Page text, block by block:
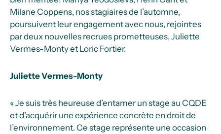
Milane Coppens, nos stagiaires de l’automne,
poursuivent leur engagement avec nous, rejoint·es
par deux nouvelles recrues prometteuses, Juliette
Vermes-Monty et Loric Fortier.
Juliette Vermes-Monty
« Je suis très heureuse d’entamer un stage au CQDE
et d’acquérir une expérience concrète en droit de
l’environnement. Ce stage représente une occasion